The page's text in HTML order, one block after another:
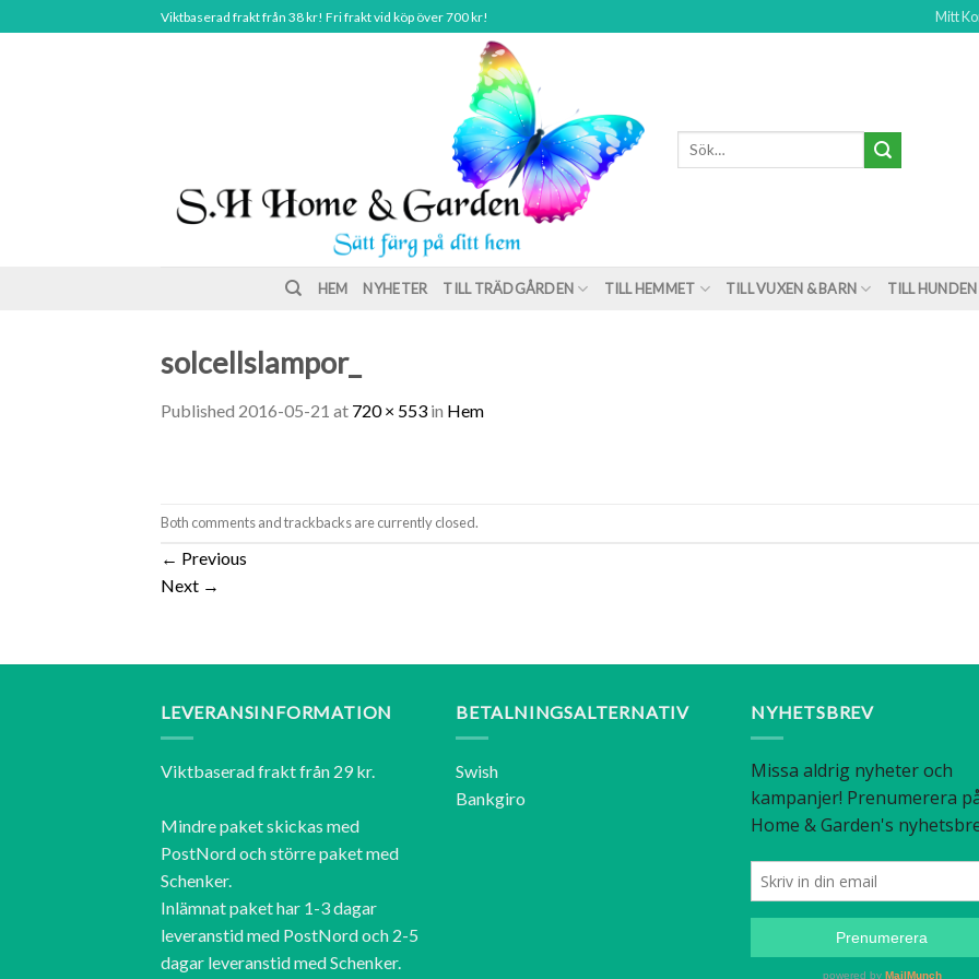
to
Viktbaserad frakt från 38 kr! Fri frakt vid köp över 700 kr! Mitt
HEM NYHETER TILL TRÄDGÅRDEN TILL HEMMET TILL VUXEN & BARN TILL HUNDEN
solcellslampor_
Published 2016-05-21 at 720 × 553 in Hem
Both comments and trackbacks are currently closed.
← Previous
Next →
LEVERANSINFORMATION
Viktbaserad frakt från 29 kr.
Mindre paket skickas med
PostNord och större paket med
Schenker.
Inlämnat paket har 1-3 dagar
leveranstid med PostNord och 2-5
dagar leveranstid med Schenker.
BETALNINGSALTERNATIV
Swish
Bankgiro
NYHETSBREV